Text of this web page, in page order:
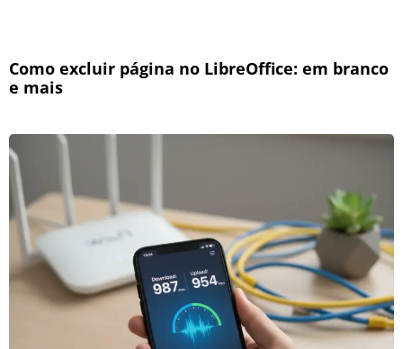
Como excluir página no LibreOffice: em branco
e mais